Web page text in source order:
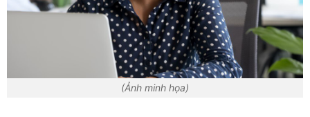
(Ảnh minh họa)